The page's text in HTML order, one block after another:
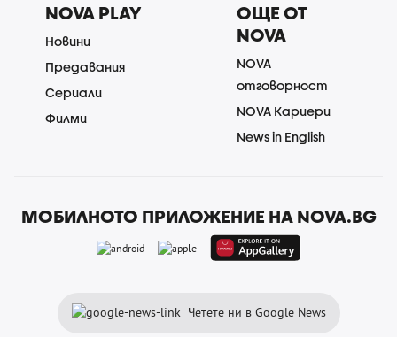
NOVA PLAY
Новини
Предавания
Сериали
Филми
ОЩЕ ОТ
NOVA
NOVA
отговорност
NOVA Кариери
News in English
МОБИЛНОТО ПРИЛОЖЕНИЕ НА NOVA.BG
Четете ни в Google News